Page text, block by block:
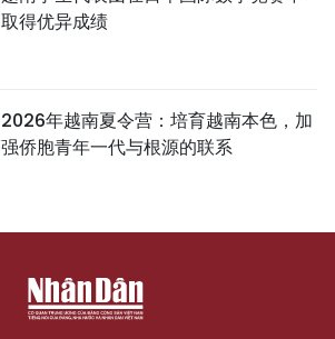
取得优异成绩
2026年越南夏令营：培育越南本色，加
强侨胞青年一代与根源的联系